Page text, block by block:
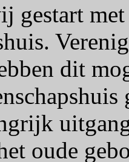
gestart
dit
oude